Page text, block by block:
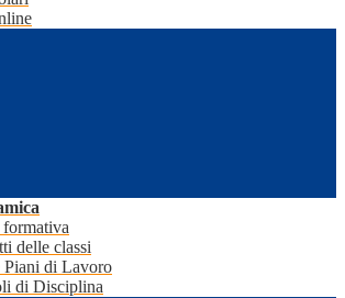
delle classi
di Lavoro
di Disciplina